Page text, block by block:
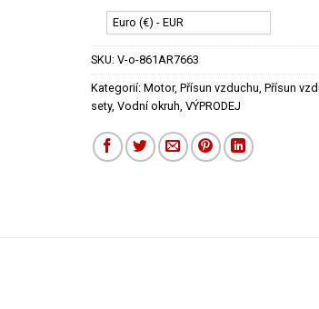
Euro (€) - EUR
SKU: V-o-861AR7663
Kategorií: Motor, Přísun vzduchu, Přísun
sety, Vodní okruh, VÝPRODEJ